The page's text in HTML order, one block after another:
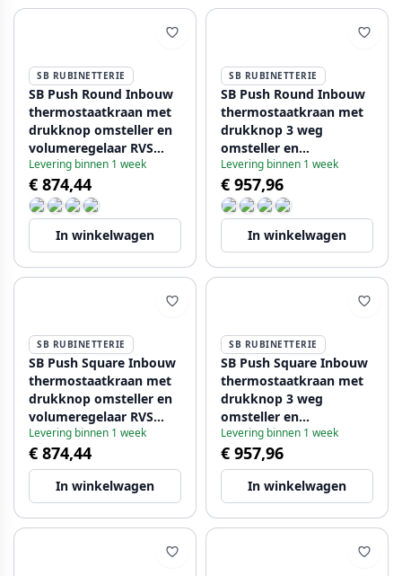
SB RUBINETTERIE
SB Push Round Inbouw
thermostaatkraan met
drukknop omsteller en
volumeregelaar RVS
1208955060
Levering binnen 1 week
€ 874,44
In winkelwagen
SB RUBINETTERIE
SB Push Round Inbouw
thermostaatkraan met
drukknop 3 weg
omsteller en
volumeregelaar RVS
1208955075
Levering binnen 1 week
€ 957,96
In winkelwagen
SB RUBINETTERIE
SB Push Square Inbouw
thermostaatkraan met
drukknop omsteller en
volumeregelaar RVS
1208955123
Levering binnen 1 week
€ 874,44
In winkelwagen
SB RUBINETTERIE
SB Push Square Inbouw
thermostaatkraan met
drukknop 3 weg
omsteller en
volumeregelaar RVS
1208955133
Levering binnen 1 week
€ 957,96
In winkelwagen